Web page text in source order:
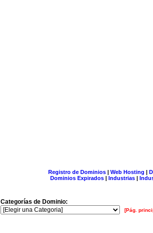
Registro de Dominios| Web Hosting |
Dominios Expirados | Industrias |
Categorías de Dominio:
[Pág.